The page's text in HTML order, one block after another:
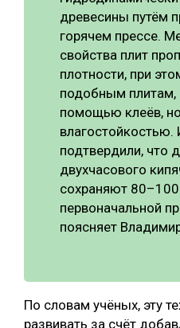
древесины путём
горячем прессе.
свойства плит
плотности, при
подобным плитам,
помощью клеёв,
влагостойкостью.
подтвердили, что
двухчасового
сохраняют 80–100
первоначальной
поясняет
По словам учёных, эту
развивать за счёт